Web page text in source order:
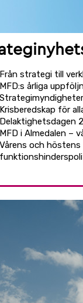
Från strategi till
MFD:s årliga
Krisberedskap för
Delaktighetsdagen
MFD i Almedalen –
Vårens och